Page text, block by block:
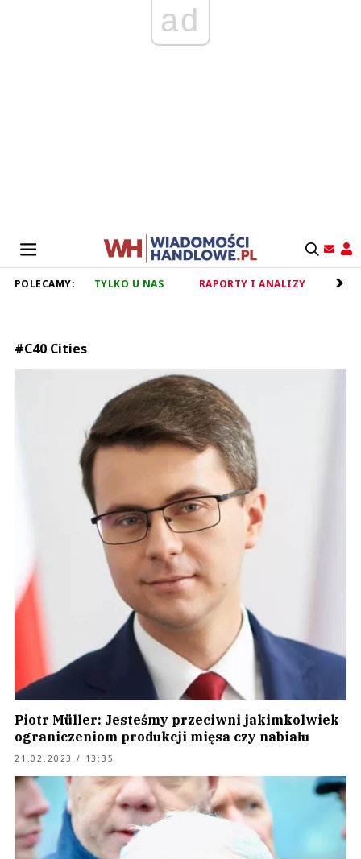
ad
POLECAMY: TYLKO U NAS RAPORTY I ANALIZY
#C40 Cities
Piotr Müller: Jesteśmy przeciwni jakimkolwiek
ograniczeniom produkcji mięsa czy nabiału
21.02.2023 / 13:35